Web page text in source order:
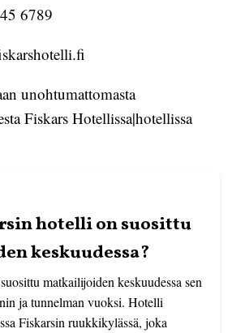
6789
unohtumattomasta
Fiskars Hotellissa|hotellissa
hotelli on suosittu
keskuudessa?
matkailijoiden keskuudessa sen
ja tunnelman vuoksi. Hotelli
Fiskarsin ruukkikylässä, joka